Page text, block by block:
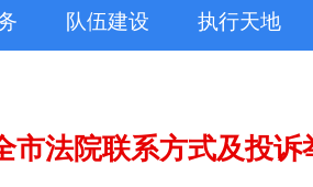
队伍建设 执行天地
市法院联系方式及投诉